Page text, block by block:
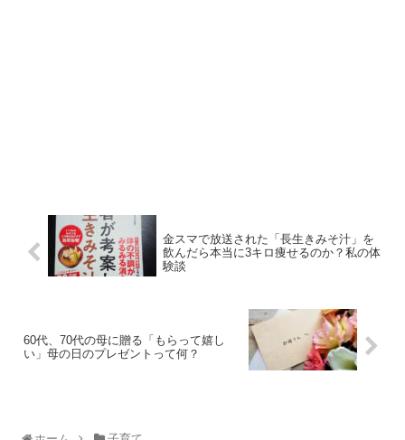
金スマで放送された「長生きみそ汁」を
飲んだら本当に3キロ痩せるのか？私の体
験談
60代、70代の母に贈る「もらって嬉し
い」母の日のプレゼントって何？